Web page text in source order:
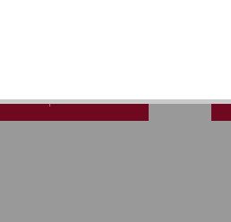
16.00€ | AJOUTER